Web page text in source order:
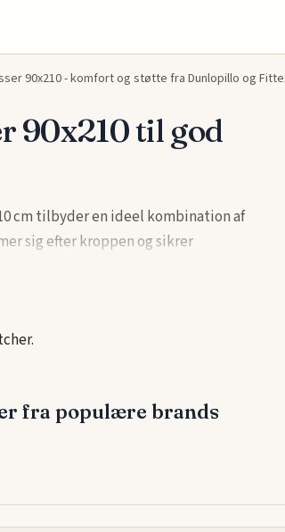
90x210 - komfort og støtte fra Dunlopillo og
90x210 til god
cm tilbyder en ideel kombination af
sig efter kroppen og sikrer
og
og holdbare.
til enkeltsenge og
skal gå hånd i hånd. Vælg en
en frisk start på dagen.
fra populære brands